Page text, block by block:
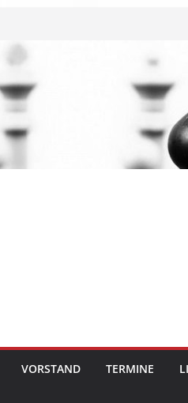
VORSTAND TERMINE